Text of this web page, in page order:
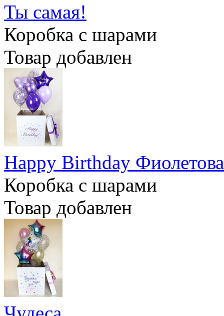
Ты самая!
Коробка с шарами
Товар добавлен
Happy Birthday
Коробка с шарами
Товар добавлен